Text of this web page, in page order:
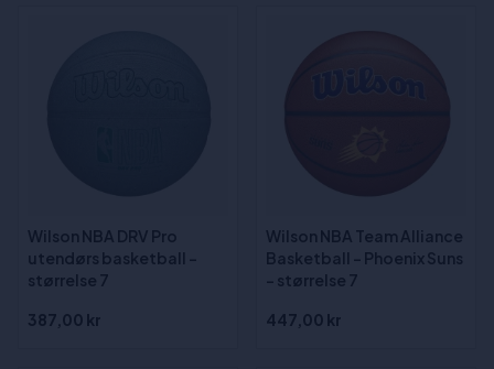
Wilson NBA DRV Pro
utendørs basketball -
størrelse 7
387,00 kr
Wilson NBA Team Alliance
Basketball - Phoenix Suns
- størrelse 7
447,00 kr